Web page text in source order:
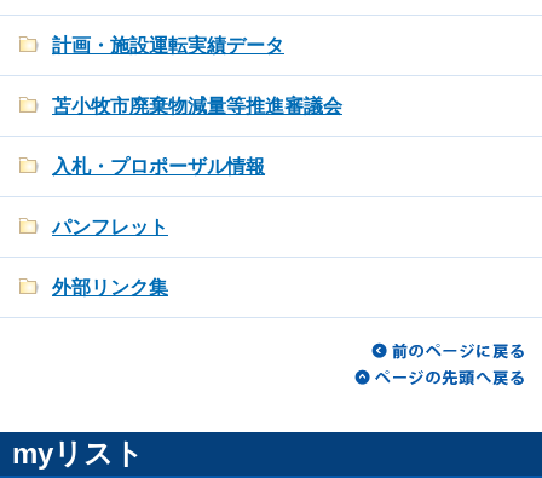
計画・施設運転実績データ
苫小牧市廃棄物減量等推進審議会
入札・プロポーザル情報
パンフレット
外部リンク集
myリスト